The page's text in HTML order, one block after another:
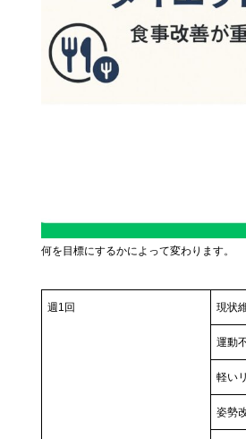
何を目標にするかによって変わります。
週1回 現状
運動
軽い
姿勢